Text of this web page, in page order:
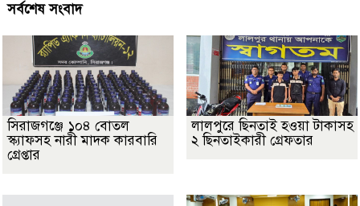
সর্বশেষ সংবাদ
সিরাজগঞ্জে ১০৪ বোতল
স্ক্যাফসহ নারী মাদক কারবারি
গ্রেপ্তার
লালপুরে ছিনতাই হওয়া টাকাসহ
২ ছিনতাইকারী গ্রেফতার